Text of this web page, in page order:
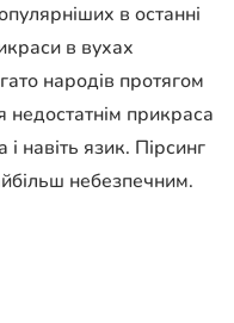
в останні
в вухах
народів протягом
недостатнім прикраса
і навіть язик. Пірсинг
небезпечним.